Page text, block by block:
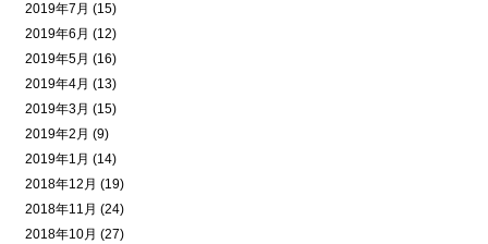
2019年7月 (15)
2019年6月 (12)
2019年5月 (16)
2019年4月 (13)
2019年3月 (15)
2019年2月 (9)
2019年1月 (14)
2018年12月 (19)
2018年11月 (24)
2018年10月 (27)